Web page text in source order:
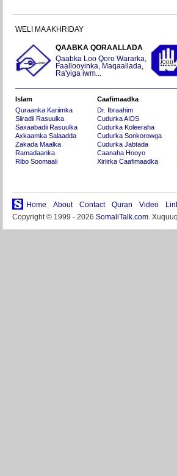
WELI MA AKHRIDAY
QAABKA QORAALLADA
Qaabka Loo Qoro Wararka,
Faallooyinka, Maqaallada,
Ra'yiga iwm...
Islam
Quraanka Kariimka
Siiradii Rasuulka
Saxaabadii Rasuulka
Axkaamka Salaadda
Zakada Maalka
Ramadaanka
Ribo Soomaali
Caafimaadka
Dr. Ibraahim
Cudurka AIDS
Cudurka Koleeraha
Cudurka Sonkorowga
Cudurka Jabtada
Caanaha Hooyo
Xiriirka Caafimaadka
Home About Contact Quran Video
Copyright © 1999 - 2026 SomaliTalk.com.